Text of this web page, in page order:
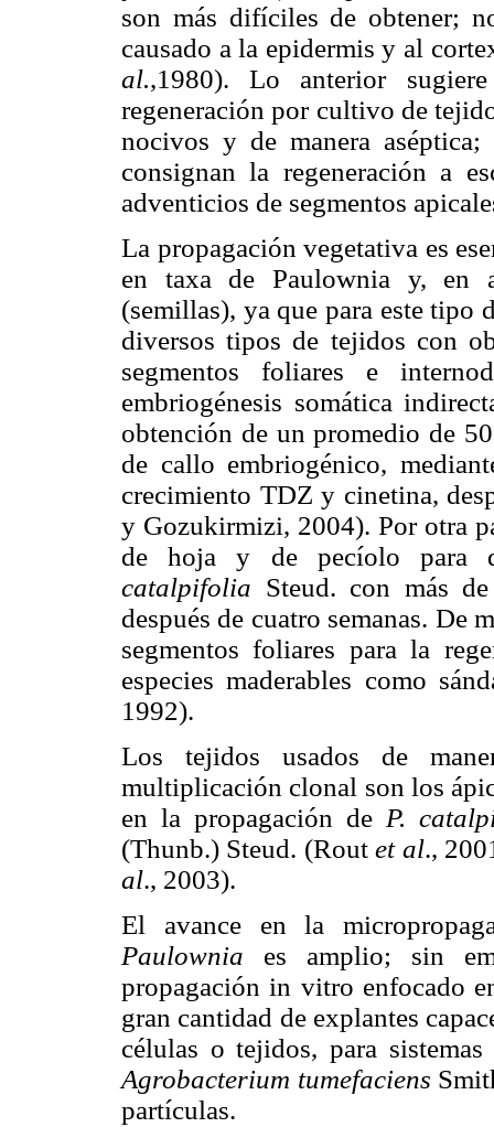
son más difíciles de obtener;
causado a la epidermis y al
al.,1980). Lo anterior
regeneración por cultivo de
nocivos y de manera
consignan la regeneración a
adventicios de segmentos
La propagación vegetativa es
en taxa de Paulownia y, en
(semillas), ya que para este tipo
diversos tipos de tejidos con
segmentos foliares e
embriogénesis somática
obtención de un promedio de
de callo embriogénico,
crecimiento TDZ y cinetina,
y Gozukirmizi, 2004). Por otra
de hoja y de pecíolo para
catalpifolia Steud. con más
después de cuatro semanas. De
segmentos foliares para la
especies maderables como
1992).
Los tejidos usados de
multiplicación clonal son los
en la propagación de P.
(Thunb.) Steud. (Routet al.,
al., 2003).
El avance en la
Paulownia es amplio; sin
propagación in vitro enfocado
gran cantidad de explantes
células o tejidos, para
Agrobacterium tumefaciens
partículas.